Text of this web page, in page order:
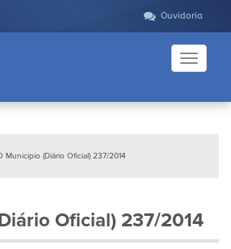
Ouvidoria
Toggle
Municipio (Diário Oficial) 237/2014
Oficial) 237/2014